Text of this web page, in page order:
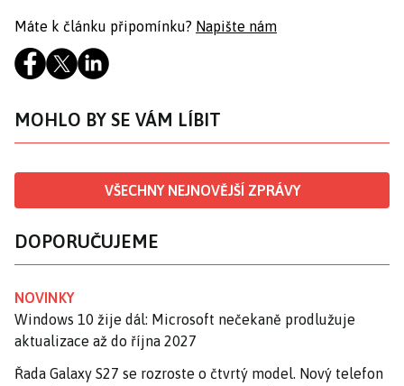
Máte k článku připomínku? Napište nám
MOHLO BY SE VÁM LÍBIT
VŠECHNY NEJNOVĚJŠÍ ZPRÁVY
DOPORUČUJEME
NOVINKY
Windows 10 žije dál: Microsoft nečekaně prodlužuje
aktualizace až do října 2027
Řada Galaxy S27 se rozroste o čtvrtý model. Nový telefon